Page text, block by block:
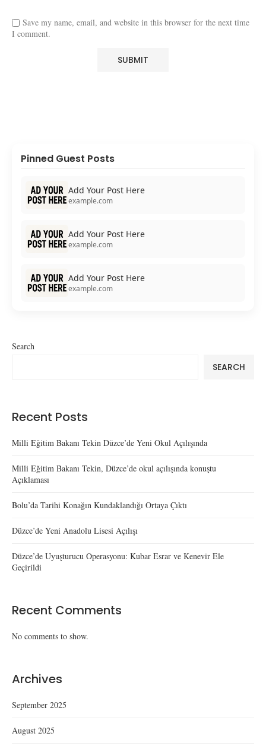
Save my name, email, and website in this browser for the next time
I comment.
Pinned Guest Posts
Add Your Post Here
example.com
Add Your Post Here
example.com
Add Your Post Here
example.com
Search
SEARCH
Recent Posts
Milli Eğitim Bakanı Tekin Düzce’de Yeni Okul Açılışında
Milli Eğitim Bakanı Tekin, Düzce’de okul açılışında konuştu
Açıklaması
Bolu’da Tarihi Konağın Kundaklandığı Ortaya Çıktı
Düzce’de Yeni Anadolu Lisesi Açılışı
Düzce’de Uyuşturucu Operasyonu: Kubar Esrar ve Kenevir Ele
Geçirildi
Recent Comments
No comments to show.
Archives
September 2025
August 2025